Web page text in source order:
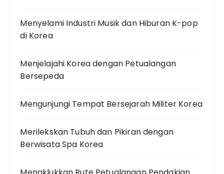
Menyelami Industri Musik dan Hiburan K-pop
di Korea
Menjelajahi Korea dengan Petualangan
Bersepeda
Mengunjungi Tempat Bersejarah Militer Korea
Merilekskan Tubuh dan Pikiran dengan
Berwisata Spa Korea